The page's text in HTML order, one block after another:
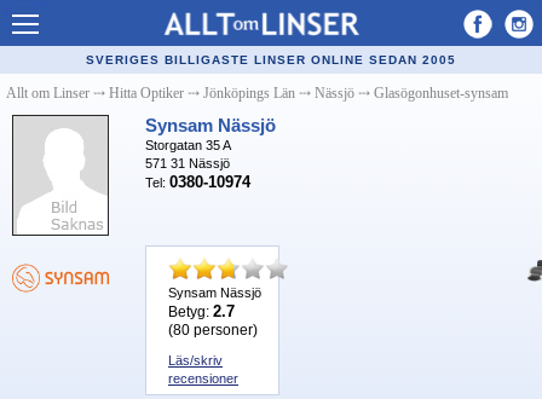
Allt om Linser
Billiga kontaktlinser
Köpa linser på nätet
Återförsäljare linser
Populära linser
Kontaktlinstyper
SVERIGES BILLIGASTE LINSER ONLINE SEDAN 2005
Allt om Linser ⤏ Hitta Optiker ⤏ Jönköpings Län ⤏ Nässjö ⤏ Glasögonhuset-synsam
Synsam Nässjö
Storgatan 35 A
571 31 Nässjö
Tel: 0380-10974
Synsam Nässjö
Betyg: 2.7
(80 personer)
Läs/skriv
recensioner